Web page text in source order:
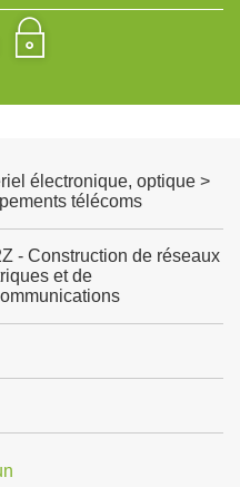
électronique, optique >
télécoms
- Construction de réseaux
et de